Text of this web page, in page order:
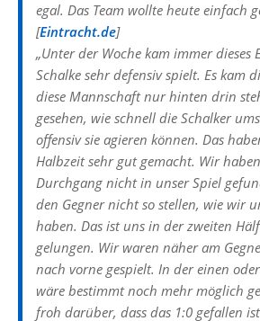
egal. Das Team wollte heute einfach
[Eintracht.de]
„Unter der Woche kam immer dieses
Schalke sehr defensiv spielt. Es kam
diese Mannschaft nur hinten drin
gesehen, wie schnell die Schalker
offensiv sie agieren können. Das
Halbzeit sehr gut gemacht. Wir
Durchgang nicht in unser Spiel
den Gegner nicht so stellen, wie wir
haben. Das ist uns in der zweiten
gelungen. Wir waren näher am
nach vorne gespielt. In der einen
wäre bestimmt noch mehr möglich
froh darüber, dass das 1:0 gefallen